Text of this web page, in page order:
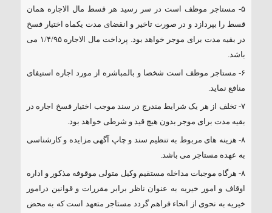
۵- مستاجر موظف است در سر رسید هر قسط مال الاجاره همان
قسط را بپردازد و در صورت تاخیر و انقضای مدت یکماه اختیار فسخ
در بقیه مدت برای موجر خواهد بود. پرداخت مال الاجاره ۱/۴/۹۵ می
باشد.
۶- مستاجر موظف است شخصا و بالمباشره از مورد اجاره استیفای
منافع نماید.
۷- تخلف از هر یک شرایط مندرج در سند موجب اختیار فسخ اجاره در
بقیه مدت برای موجر بدون هیچ قید و شرطی خواهد بود.
۸- هزینه های مربوط به تنظیم سند و چاپ آگهی مزایده و کارشناسی
به عهده مستاجر می باشد.
۸- هرگاه موجبات مداخله مستقیم وکیل متولی موقوفه مذکور و اداره
اوقاف و امور خیریه به عنوان ناظر برابر مقررات و قوانین درامور
خیریه به نحوی از انحاء فراهم گردد مستاجر متعهد است که به محض